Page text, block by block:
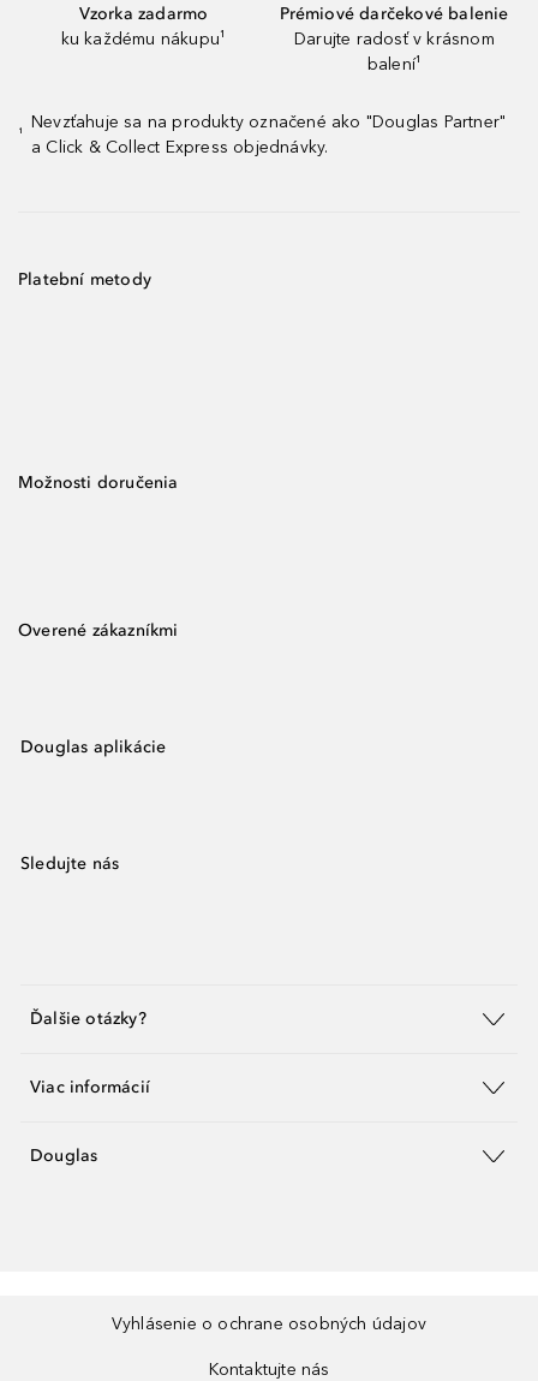
Vzorka zadarmo
ku každému nákupu¹
Prémiové darčekové balenie
Darujte radosť v krásnom
balení¹
¹
Nevzťahuje sa na produkty označené ako "Douglas Partner"
a Click & Collect Express objednávky.
Platební metody
Možnosti doručenia
Overené zákazníkmi
Douglas aplikácie
Sledujte nás
Ďalšie otázky?
Viac informácií
Douglas
Vyhlásenie o ochrane osobných údajov
Kontaktujte nás